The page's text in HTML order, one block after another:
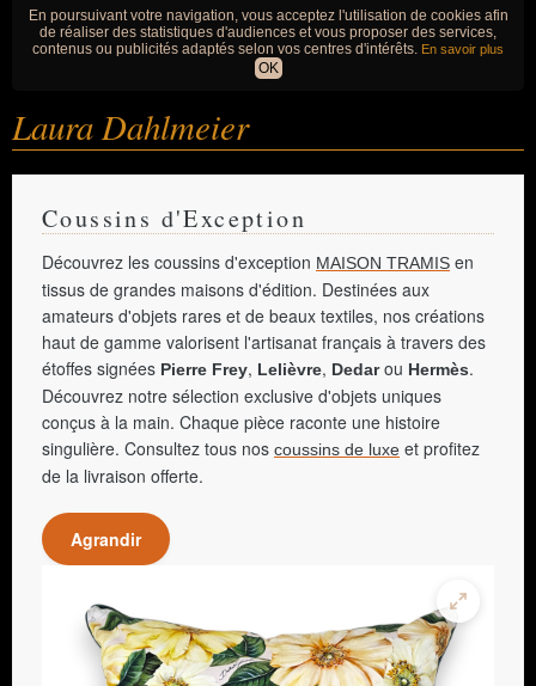
En poursuivant votre navigation, vous acceptez l'utilisation de cookies afin
de réaliser des statistiques d'audiences et vous proposer des services,
contenus ou publicités adaptés selon vos centres d'intérêts. En savoir plus
OK
Laura Dahlmeier
Coussins d'Exception
Découvrez les coussins d'exception MAISON TRAMIS en
tissus de grandes maisons d'édition. Destinées aux
amateurs d'objets rares et de beaux textiles, nos créations
haut de gamme valorisent l'artisanat français à travers des
étoffes signées Pierre Frey, Lelièvre, Dedarou Hermès.
Découvrez notre sélection exclusive d'objets uniques
conçus à la main. Chaque pièce raconte une histoire
singulière. Consultez tous nos coussins de luxe et profitez
de la livraison offerte.
Agrandir